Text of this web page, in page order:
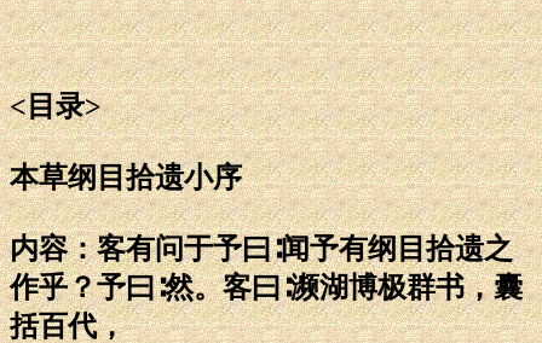
<目录>
本草纲目拾遗小序
内容：客有问于予曰∶闻予有纲目拾遗之
作乎？予曰∶然。客曰∶濒湖博极群书，囊
括百代，